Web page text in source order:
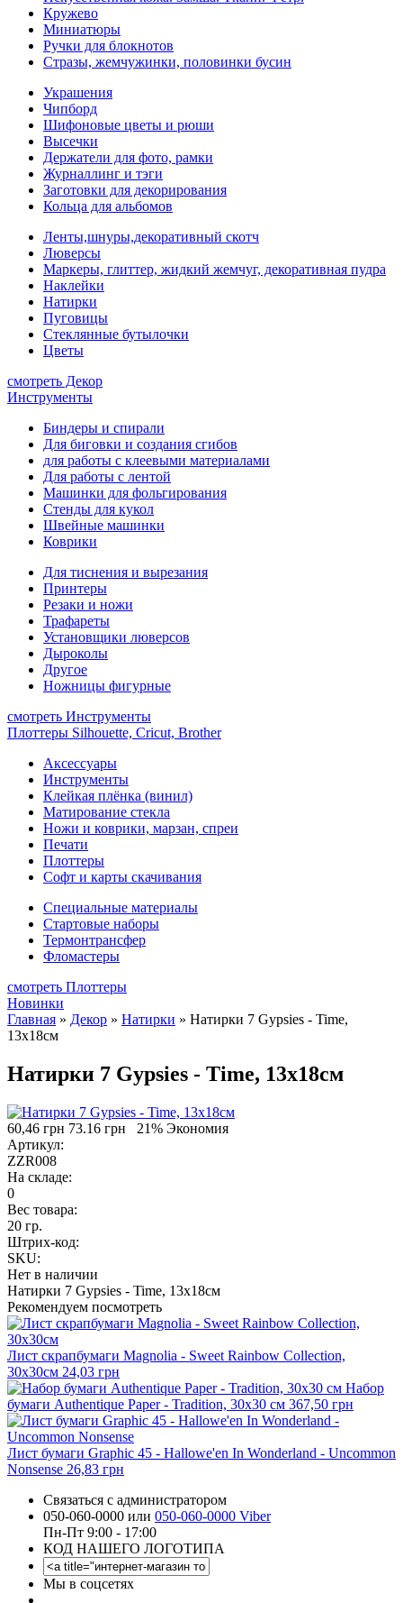
Кружево
Миниатюры
Ручки для блокнотов
Стразы, жемчужинки, половинки бусин
Украшения
Чипборд
Шифоновые цветы и рюши
Высечки
Держатели для фото, рамки
Журналлинг и тэги
Заготовки для декорирования
Кольца для альбомов
Ленты,шнуры,декоративный скотч
Люверсы
Маркеры, глиттер, жидкий жемчуг, декоративная пудра
Наклейки
Натирки
Пуговицы
Стеклянные бутылочки
Цветы
смотреть Декор
Инструменты
Биндеры и спирали
Для биговки и создания сгибов
для работы с клеевыми материалами
Для работы с лентой
Машинки для фольгирования
Стенды для кукол
Швейные машинки
Коврики
Для тиснения и вырезания
Принтеры
Резаки и ножи
Трафареты
Установщики люверсов
Дыроколы
Другое
Ножницы фигурные
смотреть Инструменты
Плоттеры Silhouette, Cricut, Brother
Аксессуары
Инструменты
Клейкая плёнка (винил)
Матирование стекла
Ножи и коврики, марзан, спреи
Печати
Плоттеры
Софт и карты скачивания
Специальные материалы
Стартовые наборы
Термонтрансфер
Фломастеры
смотреть Плоттеры
Новинки
Главная » Декор » Натирки » Натирки 7 Gypsies - Time,
13х18см
Натирки 7 Gypsies - Time, 13х18см
60,46 грн 73.16 грн
21% Экономия
Артикул:
ZZR008
На складе:
0
Вес товара:
20 гр.
Штрих-код:
SKU:
Нет в наличии
Натирки 7 Gypsies - Time, 13х18см
Рекомендуем посмотреть
Лист скрапбумаги Magnolia - Sweet Rainbow Collection,
30х30см 24,03 грн
Набор
бумаги Authentique Paper - Tradition, 30х30 см 367,50 грн
Лист бумаги Graphic 45 - Hallowe'en In Wonderland - Uncommon
Nonsense 26,83 грн
Связаться с администратором
050-060-0000 или 050-060-0000 Viber
Пн-Пт 9:00 - 17:00
КОД НАШЕГО ЛОГОТИПА
Мы в соцсетях